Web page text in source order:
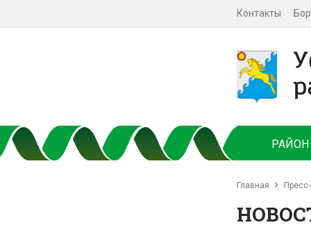
Контакты
РАЙОН
Главная